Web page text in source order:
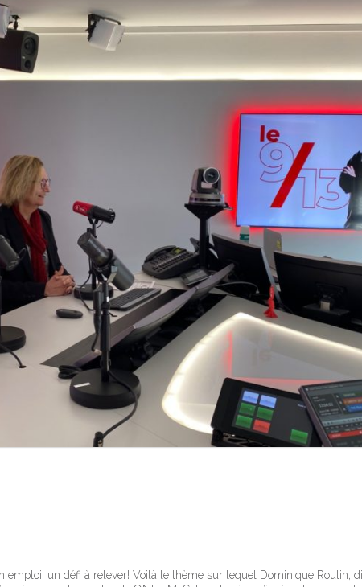
emploi, un défi à relever! Voilà le thème sur lequel Dominique Roulin,